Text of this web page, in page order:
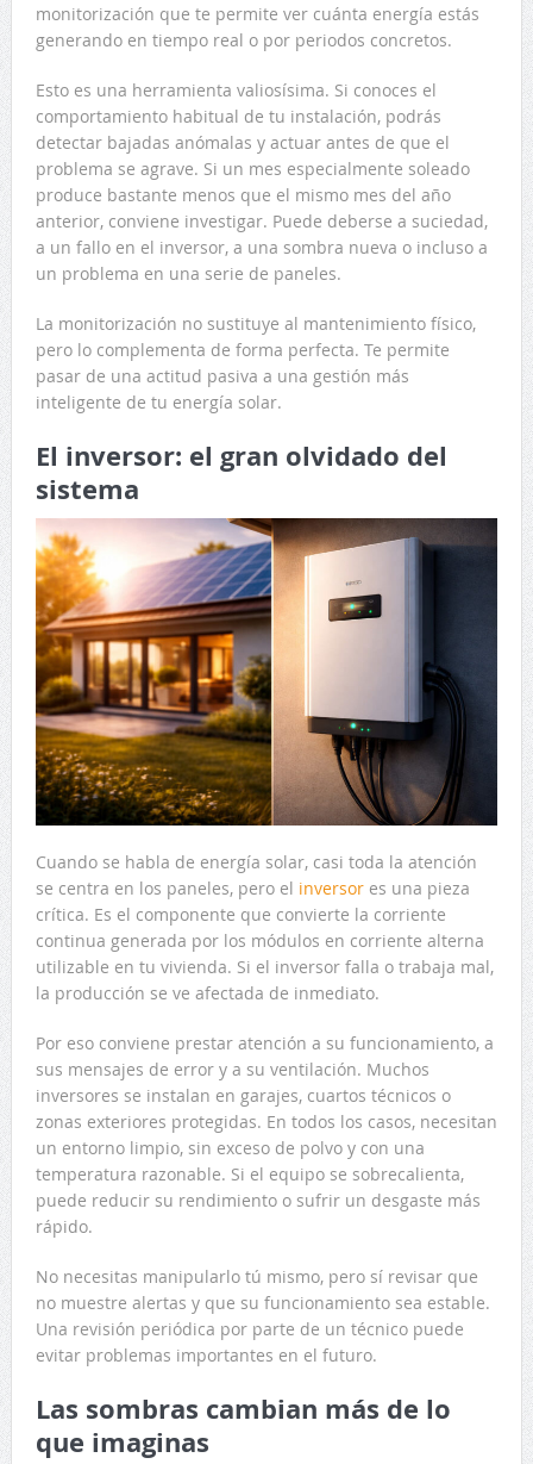
monitorización que te permite ver cuánta energía estás
generando en tiempo real o por periodos concretos.
Esto es una herramienta valiosísima. Si conoces el
comportamiento habitual de tu instalación, podrás
detectar bajadas anómalas y actuar antes de que el
problema se agrave. Si un mes especialmente soleado
produce bastante menos que el mismo mes del año
anterior, conviene investigar. Puede deberse a suciedad,
a un fallo en el inversor, a una sombra nueva o incluso a
un problema en una serie de paneles.
La monitorización no sustituye al mantenimiento físico,
pero lo complementa de forma perfecta. Te permite
pasar de una actitud pasiva a una gestión más
inteligente de tu energía solar.
El inversor: el gran olvidado del
sistema
Cuando se habla de energía solar, casi toda la atención
se centra en los paneles, pero el inversores una pieza
crítica. Es el componente que convierte la corriente
continua generada por los módulos en corriente alterna
utilizable en tu vivienda. Si el inversor falla o trabaja mal,
la producción se ve afectada de inmediato.
Por eso conviene prestar atención a su funcionamiento, a
sus mensajes de error y a su ventilación. Muchos
inversores se instalan en garajes, cuartos técnicos o
zonas exteriores protegidas. En todos los casos, necesitan
un entorno limpio, sin exceso de polvo y con una
temperatura razonable. Si el equipo se sobrecalienta,
puede reducir su rendimiento o sufrir un desgaste más
rápido.
No necesitas manipularlo tú mismo, pero sí revisar que
no muestre alertas y que su funcionamiento sea estable.
Una revisión periódica por parte de un técnico puede
evitar problemas importantes en el futuro.
Las sombras cambian más de lo
que imaginas